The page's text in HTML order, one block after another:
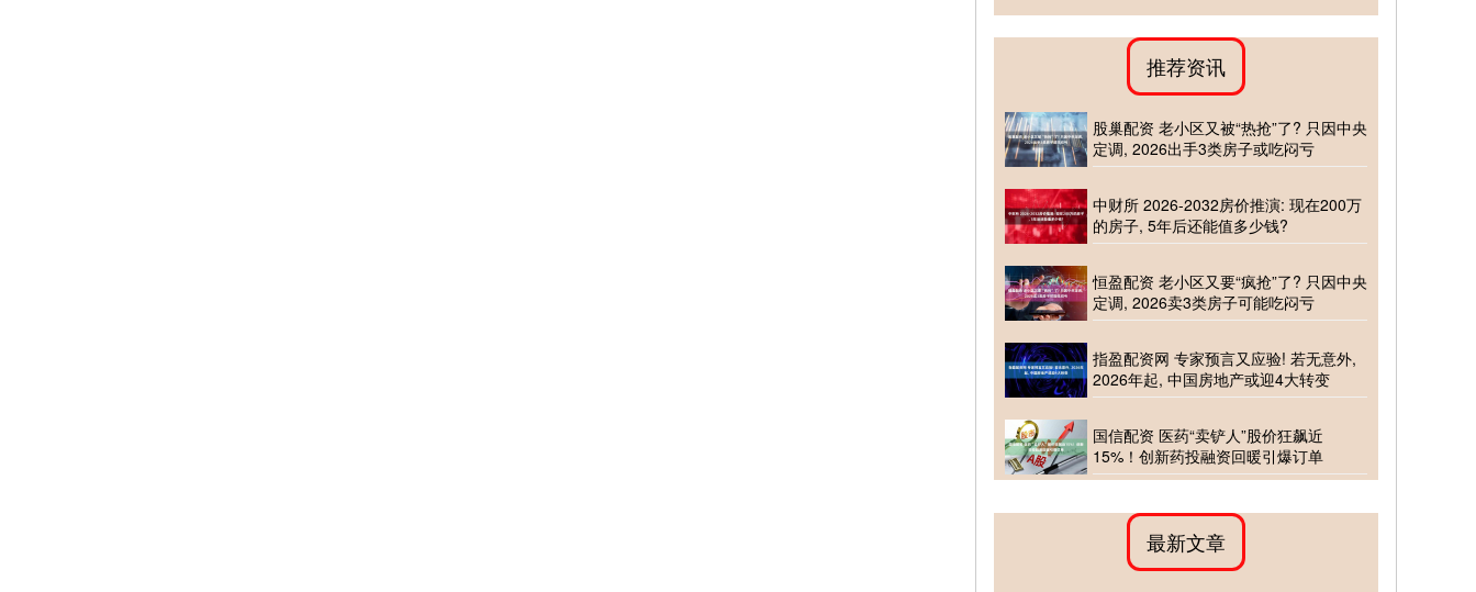
推荐资讯
股巢配资 老小区又被“热抢”了? 只因中央
定调, 2026出手3类房子或吃闷亏
中财所 2026-2032房价推演: 现在200万
的房子, 5年后还能值多少钱?
恒盈配资 老小区又要“疯抢”了? 只因中央
定调, 2026卖3类房子可能吃闷亏
指盈配资网 专家预言又应验! 若无意外,
2026年起, 中国房地产或迎4大转变
国信配资 医药“卖铲人”股价狂飙近
15%！创新药投融资回暖引爆订单
最新文章